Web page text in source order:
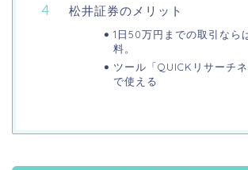
松井証券のメリット
1日50万円までの取引なら
料。
ツール「QUICKリサーチ
で使える